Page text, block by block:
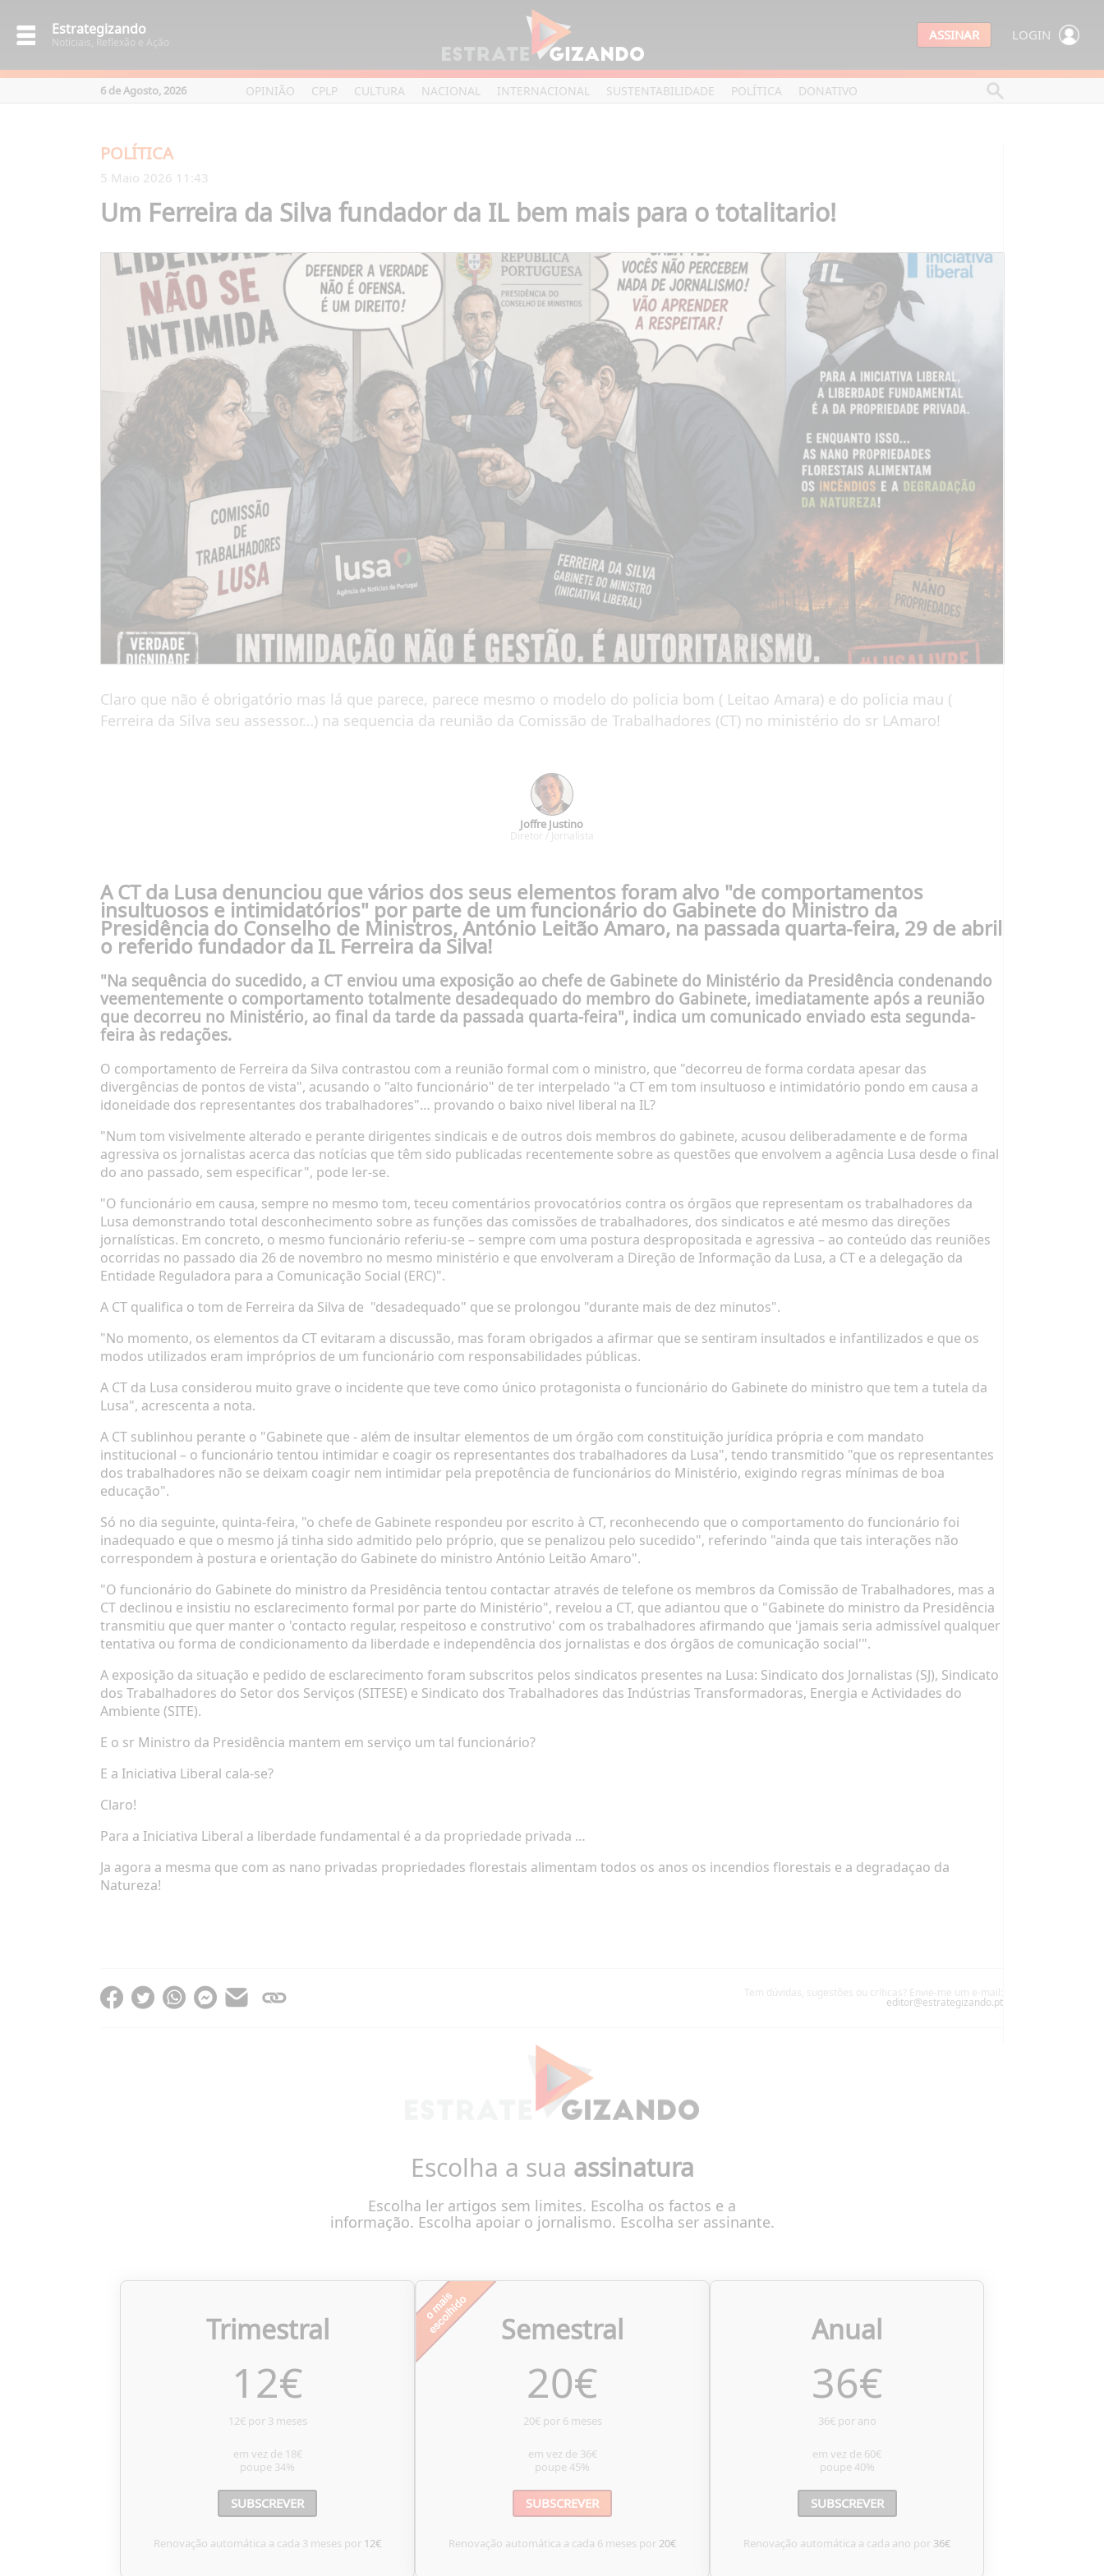
Estrategizando
Notíciais, Reflexão e Ação ASSINAR LOGIN
6 de Agosto, 2026 OPINIÃO CPLP CULTURA NACIONAL INTERNACIONAL SUSTENTABILIDADE POLÍTICA DONATIVO
POLÍTICA
5 Maio 2026 11:43
Um Ferreira da Silva fundador da IL bem mais para o totalitario!
Claro que não é obrigatório mas lá que parece, parece mesmo o modelo do policia bom ( Leitao Amara) e do policia mau (
Ferreira da Silva seu assessor…) na sequencia da reunião da Comissão de Trabalhadores (CT) no ministério do sr LAmaro!
Joffre Justino
Diretor / Jornalista
A CT da Lusa denunciou que vários dos seus elementos foram alvo "de comportamentos
insultuosos e intimidatórios" por parte de um funcionário do Gabinete do Ministro da
Presidência do Conselho de Ministros, António Leitão Amaro, na passada quarta-feira, 29 de abril
o referido fundador da IL Ferreira da Silva!
"Na sequência do sucedido, a CT enviou uma exposição ao chefe de Gabinete do Ministério da Presidência condenando
veementemente o comportamento totalmente desadequado do membro do Gabinete, imediatamente após a reunião
que decorreu no Ministério, ao final da tarde da passada quarta-feira", indica um comunicado enviado esta segunda-
feira às redações.
O comportamento de Ferreira da Silva contrastou com a reunião formal com o ministro, que "decorreu de forma cordata apesar das
divergências de pontos de vista", acusando o "alto funcionário" de ter interpelado "a CT em tom insultuoso e intimidatório pondo em causa a
idoneidade dos representantes dos trabalhadores"… provando o baixo nivel liberal na IL?
"Num tom visivelmente alterado e perante dirigentes sindicais e de outros dois membros do gabinete, acusou deliberadamente e de forma
agressiva os jornalistas acerca das notícias que têm sido publicadas recentemente sobre as questões que envolvem a agência Lusa desde o final
do ano passado, sem especificar", pode ler-se.
"O funcionário em causa, sempre no mesmo tom, teceu comentários provocatórios contra os órgãos que representam os trabalhadores da
Lusa demonstrando total desconhecimento sobre as funções das comissões de trabalhadores, dos sindicatos e até mesmo das direções
jornalísticas. Em concreto, o mesmo funcionário referiu-se – sempre com uma postura despropositada e agressiva – ao conteúdo das reuniões
ocorridas no passado dia 26 de novembro no mesmo ministério e que envolveram a Direção de Informação da Lusa, a CT e a delegação da
Entidade Reguladora para a Comunicação Social (ERC)".
A CT qualifica o tom de Ferreira da Silva de "desadequado" que se prolongou "durante mais de dez minutos".
"No momento, os elementos da CT evitaram a discussão, mas foram obrigados a afirmar que se sentiram insultados e infantilizados e que os
modos utilizados eram impróprios de um funcionário com responsabilidades públicas.
A CT da Lusa considerou muito grave o incidente que teve como único protagonista o funcionário do Gabinete do ministro que tem a tutela da
Lusa", acrescenta a nota.
A CT sublinhou perante o "Gabinete que - além de insultar elementos de um órgão com constituição jurídica própria e com mandato
institucional – o funcionário tentou intimidar e coagir os representantes dos trabalhadores da Lusa", tendo transmitido "que os representantes
dos trabalhadores não se deixam coagir nem intimidar pela prepotência de funcionários do Ministério, exigindo regras mínimas de boa
educação".
Só no dia seguinte, quinta-feira, "o chefe de Gabinete respondeu por escrito à CT, reconhecendo que o comportamento do funcionário foi
inadequado e que o mesmo já tinha sido admitido pelo próprio, que se penalizou pelo sucedido", referindo "ainda que tais interações não
correspondem à postura e orientação do Gabinete do ministro António Leitão Amaro".
"O funcionário do Gabinete do ministro da Presidência tentou contactar através de telefone os membros da Comissão de Trabalhadores, mas a
CT declinou e insistiu no esclarecimento formal por parte do Ministério", revelou a CT, que adiantou que o "Gabinete do ministro da Presidência
transmitiu que quer manter o 'contacto regular, respeitoso e construtivo' com os trabalhadores afirmando que 'jamais seria admissível qualquer
tentativa ou forma de condicionamento da liberdade e independência dos jornalistas e dos órgãos de comunicação social'".
A exposição da situação e pedido de esclarecimento foram subscritos pelos sindicatos presentes na Lusa: Sindicato dos Jornalistas (SJ), Sindicato
dos Trabalhadores do Setor dos Serviços (SITESE) e Sindicato dos Trabalhadores das Indústrias Transformadoras, Energia e Actividades do
Ambiente (SITE).
E o sr Ministro da Presidência mantem em serviço um tal funcionário?
E a Iniciativa Liberal cala-se?
Claro!
Para a Iniciativa Liberal a liberdade fundamental é a da propriedade privada …
Ja agora a mesma que com as nano privadas propriedades florestais alimentam todos os anos os incendios florestais e a degradaçao da
Natureza!
Tem dúvidas, sugestões ou críticas? Envie-me um e-mail:
editor@estrategizando.pt
Escolha a sua assinatura
Escolha ler artigos sem limites. Escolha os factos e a
informação. Escolha apoiar o jornalismo. Escolha ser assinante.
Trimestral
12€
12€ por 3 meses
em vez de 18€
poupe 34%
SUBSCREVER
Renovação automática a cada 3 meses por 12€
Semestral
20€
20€ por 6 meses
em vez de 36€
poupe45%
SUBSCREVER
Renovação automática a cada 6 meses por20€
Anual
36€
36€ por ano
em vez de 60€
poupe40%
SUBSCREVER
Renovação automática a cada ano por36€